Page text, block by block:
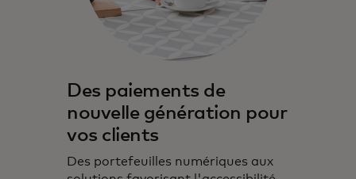
Depuis des décennies, Mastercard
s'associe aux institutions financières pour
Des paiements de
nouvelle génération pour
vos clients
Des portefeuilles numériques aux